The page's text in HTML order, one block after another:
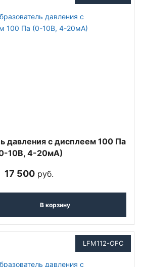
давления с дисплеем 100 Па
10В, 4-20мА)
17 500руб.
В корзину
LFM112-OFC